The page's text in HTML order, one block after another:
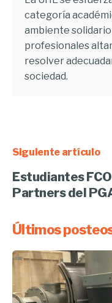
categoría
ambiente
profesionales
resolver
sociedad.
Siguiente artículo
Estudiantes
Partners del
Últimos